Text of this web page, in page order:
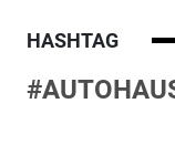
HASHTAG